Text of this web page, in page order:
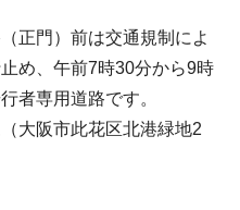
正門）前は交通規制によ
め、午前7時30分から9時
者専用道路です。
大阪市此花区北港緑地2